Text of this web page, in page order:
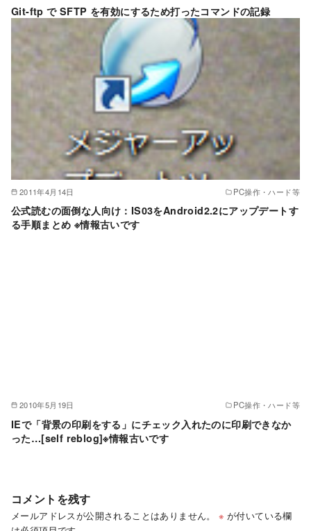
Git-ftp で SFTP を有効にするため打ったコマンドの記録
2011年4月14日 PC操作・ハード等
公式読むの面倒な人向け：IS03をAndroid2.2にアップデートす
る手順まとめ ※情報古いです
2010年5月19日 PC操作・ハード等
IEで「背景の印刷をする」にチェック入れたのに印刷できなか
った…[self reblog]※情報古いです
コメントを残す
メールアドレスが公開されることはありません。 ※ が付いている欄